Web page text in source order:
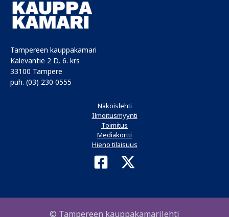
Tampereen kauppakamari
Kalevantie 2 D, 6. krs
33100 Tampere
puh. (03) 230 0555
Näköislehti
Ilmoitusmyynti
Toimitus
Mediakortti
Hieno tilaisuus
© Tampereen kauppakamarilehti